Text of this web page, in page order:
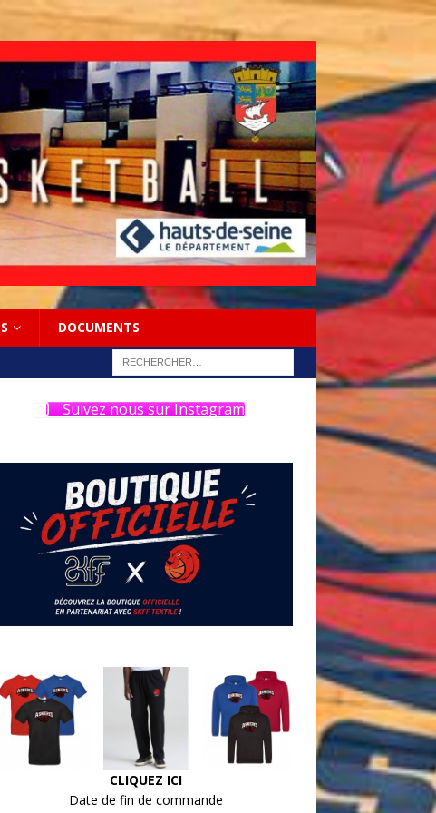
DOCUMENTS
Suivez nous sur Instagram
CLIQUEZ ICI
Date de fin de commande